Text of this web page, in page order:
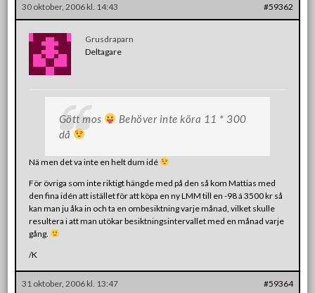
30 oktober, 2006 kl. 14:43 #59362
Grusdraparn
Deltagare
Gött mos
Behöver inte köra 11 * 300
då
Nä men det va inte en helt dum idé
För övriga som inte riktigt hängde med på den så kom Mattias med
den fina idén att istället för att köpa en ny LMM till en -98 á 3500 kr så
kan man ju åka in och ta en ombesiktning varje månad, vilket skulle
resultera i att man utökar besiktningsintervallet med en månad varje
gång.
/K
31 oktober, 2006 kl. 13:47 #59364